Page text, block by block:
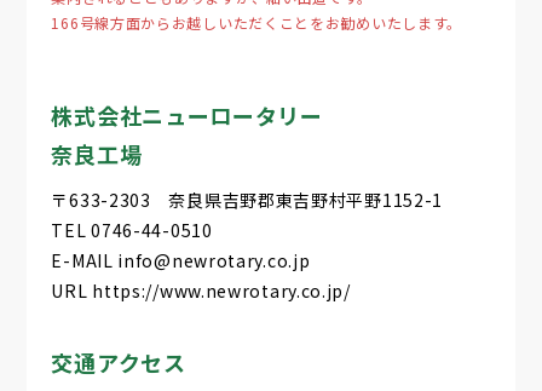
166号線方面からお越しいただくことをお勧めいたします。
株式会社ニューロータリー
奈良工場
〒633-2303 奈良県吉野郡東吉野村平野1152-1
TEL 0746-44-0510
E-MAIL info@newrotary.co.jp
URL https://www.newrotary.co.jp/
交通アクセス